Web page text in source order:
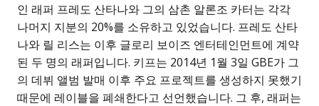
인 래퍼 프레도 산타나와 그의 삼촌 알론조 카터는 각각
나머지 지분의 20%를 소유하고 있었습니다. 프레도 산타
나와 릴 리스는 이후 글로리 보이즈 엔터테인먼트에 계약
된 두 명의 래퍼입니다. 키프는 2014년 1월 3일 GBE가 그
의 데뷔 앨범 발매 이후 주요 프로젝트를 생성하지 못했기
때문에 레이블을 폐쇄한다고 선언했습니다. 그 후, 래퍼는